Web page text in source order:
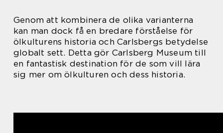
Genom att kombinera de olika varianterna
kan man dock få en bredare förståelse för
ölkulturens historia och Carlsbergs betydelse
globalt sett. Detta gör Carlsberg Museum till
en fantastisk destination för de som vill lära
sig mer om ölkulturen och dess historia.